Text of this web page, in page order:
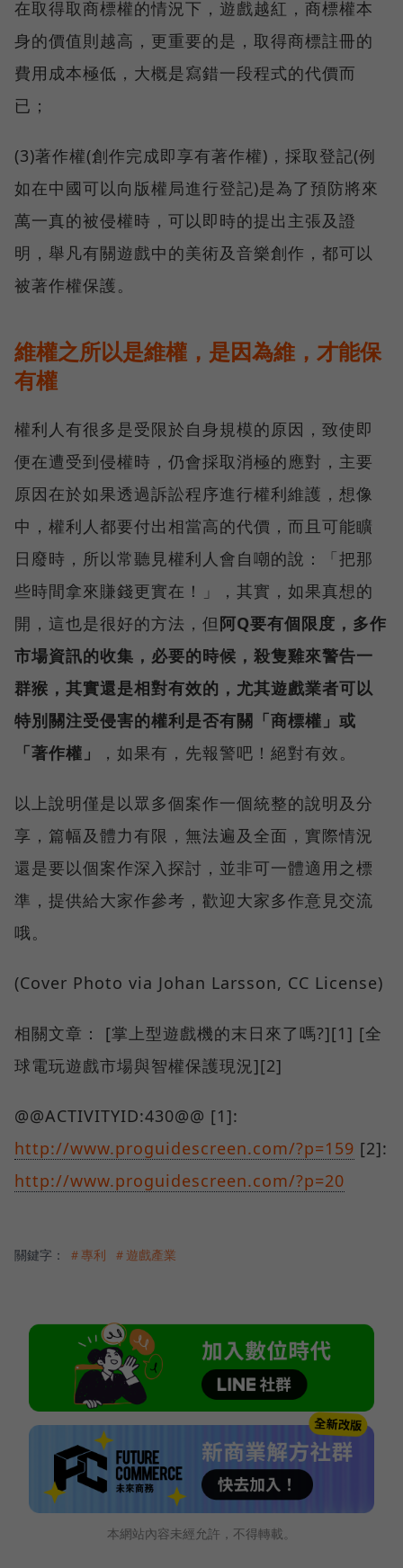
在取得取商標權的情況下，遊戲越紅，商標權本
身的價值則越高，更重要的是，取得商標註冊的
費用成本極低，大概是寫錯一段程式的代價而
已；
(3)著作權(創作完成即享有著作權)，採取登記(例
如在中國可以向版權局進行登記)是為了預防將來
萬一真的被侵權時，可以即時的提出主張及證
明，舉凡有關遊戲中的美術及音樂創作，都可以
被著作權保護。
維權之所以是維權，是因為維，才能保
有權
權利人有很多是受限於自身規模的原因，致使即
便在遭受到侵權時，仍會採取消極的應對，主要
原因在於如果透過訴訟程序進行權利維護，想像
中，權利人都要付出相當高的代價，而且可能矌
日廢時，所以常聽見權利人會自嘲的說：「把那
些時間拿來賺錢更實在！」，其實，如果真想的
開，這也是很好的方法，但阿Q要有個限度，多作
市場資訊的收集，必要的時候，殺隻雞來警告一
群猴，其實還是相對有效的，尤其遊戲業者可以
特別關注受侵害的權利是否有關「商標權」或
「著作權」
，如果有，先報警吧！絕對有效。
以上說明僅是以眾多個案作一個統整的說明及分
享，篇幅及體力有限，無法遍及全面，實際情況
還是要以個案作深入探討，並非可一體適用之標
準，提供給大家作參考，歡迎大家多作意見交流
哦。
(Cover Photo via Johan Larsson, CC License)
相關文章： [掌上型遊戲機的末日來了嗎?][1] [全
球電玩遊戲市場與智權保護現況][2]
@@ACTIVITYID:430@@ [1]:
http://www.proguidescreen.com/?p=159 [2]:
http://www.proguidescreen.com/?p=20
關鍵字： ＃專利 ＃遊戲產業
本網站內容未經允許，不得轉載。